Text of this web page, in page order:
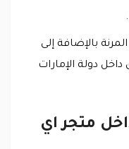
بالإضافة إلى
دولة الإمارات
متجر اي